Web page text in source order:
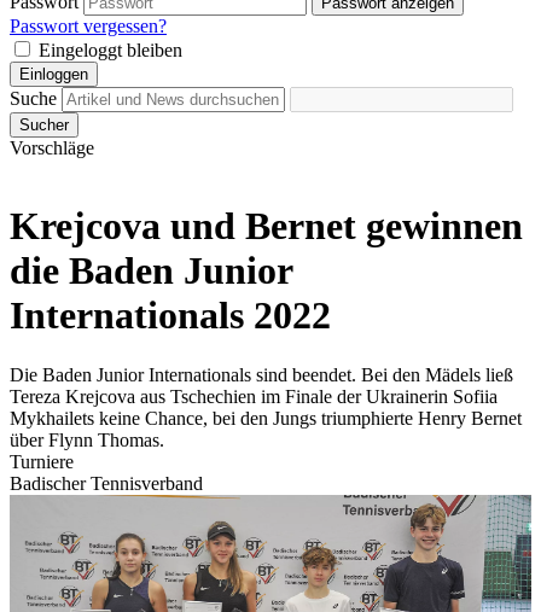
Passwort vergessen?
Eingeloggt bleiben
Einloggen
Suche
Sucher
Vorschläge
Krejcova und Bernet gewinnen
die Baden Junior
Internationals 2022
Die Baden Junior Internationals sind beendet. Bei den Mädels ließ
Tereza Krejcova aus Tschechien im Finale der Ukrainerin Sofiia
Mykhailets keine Chance, bei den Jungs triumphierte Henry Bernet
über Flynn Thomas.
Turniere
Badischer Tennisverband